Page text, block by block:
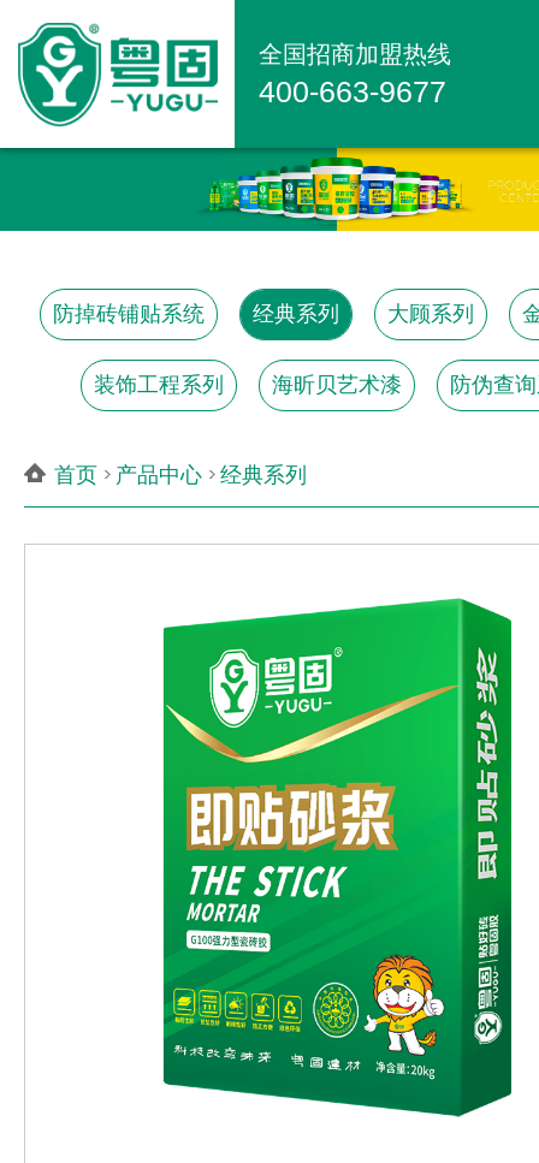
全国招商加盟热线
400-663-9677
防掉砖铺贴系统 经典系列 大顾系列
装饰工程系列 海昕贝艺术漆 防伪查
首页 产品中心 经典系列